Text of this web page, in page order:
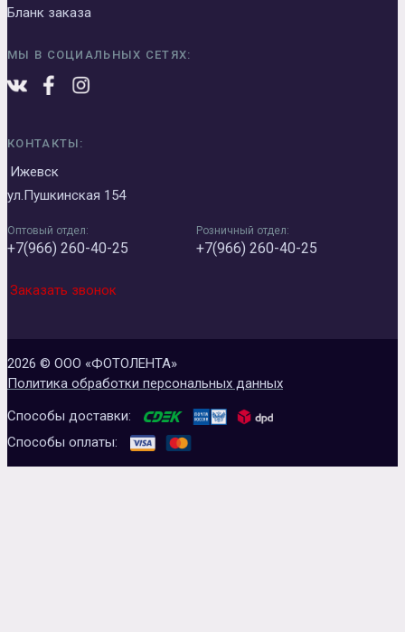
Бланк заказа
МЫ В СОЦИАЛЬНЫХ СЕТЯХ:
КОНТАКТЫ:
Ижевск
ул.Пушкинская 154
Оптовый отдел:
+7(966) 260-40-25
Розничный отдел:
+7(966) 260-40-25
Заказать звонок
2026 © ООО «ФОТОЛЕНТА»
Политика обработки персональных данных
Способы доставки:
Способы оплаты: